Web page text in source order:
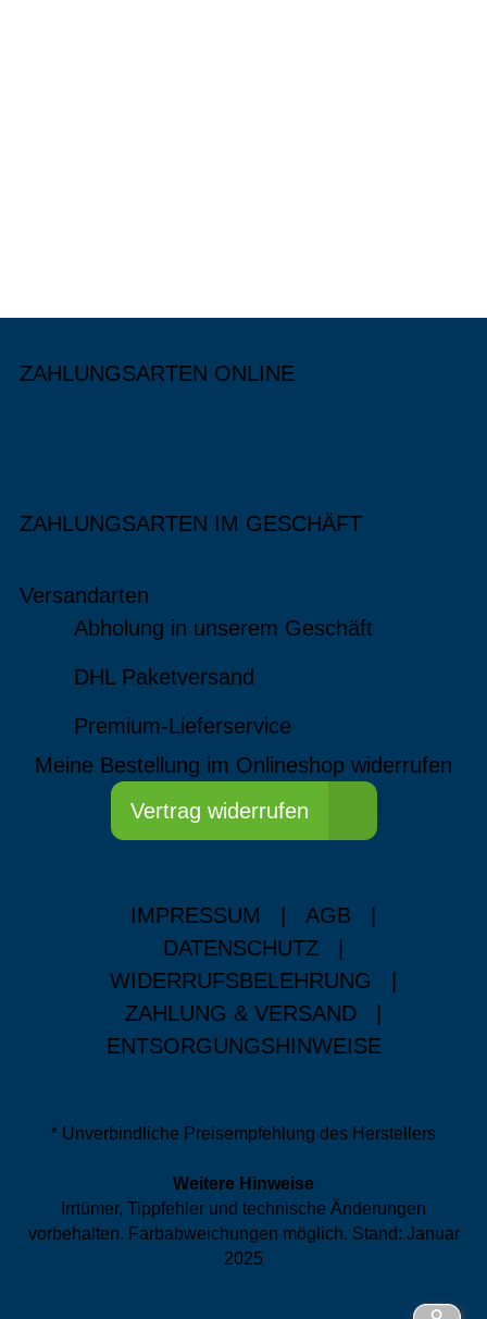
ZAHLUNGSARTEN ONLINE
ZAHLUNGSARTEN IM GESCHÄFT
Versandarten
Abholung in unserem Geschäft
DHL Paketversand
Premium-Lieferservice
Meine Bestellung im Onlineshop widerrufen
Vertrag widerrufen
IMPRESSUM AGB
DATENSCHUTZ
WIDERRUFSBELEHRUNG
ZAHLUNG & VERSAND
ENTSORGUNGSHINWEISE
* Unverbindliche Preisempfehlung des Herstellers
Weitere Hinweise
Irrtümer, Tippfehler und technische Änderungen
vorbehalten. Farbabweichungen möglich. Stand: Januar
2025